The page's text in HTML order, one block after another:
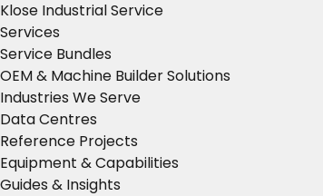
Klose Industrial Service
Services
Service Bundles
OEM & Machine Builder Solutions
Industries We Serve
Data Centres
Reference Projects
Equipment & Capabilities
Guides & Insights